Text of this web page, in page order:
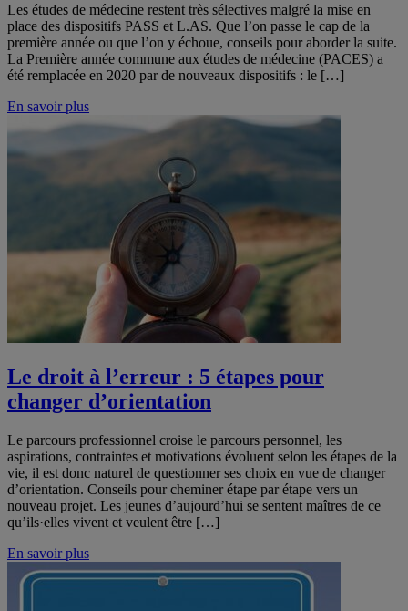
Les études de médecine restent très sélectives malgré la mise en
place des dispositifs PASS et L.AS. Que l’on passe le cap de la
première année ou que l’on y échoue, conseils pour aborder la suite.
La Première année commune aux études de médecine (PACES) a
été remplacée en 2020 par de nouveaux dispositifs : le […]
En savoir plus
Le droit à l’erreur : 5 étapes pour
changer d’orientation
Le parcours professionnel croise le parcours personnel, les
aspirations, contraintes et motivations évoluent selon les étapes de la
vie, il est donc naturel de questionner ses choix en vue de changer
d’orientation. Conseils pour cheminer étape par étape vers un
nouveau projet. Les jeunes d’aujourd’hui se sentent maîtres de ce
qu’ils·elles vivent et veulent être […]
En savoir plus